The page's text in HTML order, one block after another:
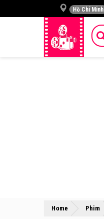
Hồ Chí Minh
Home Phim